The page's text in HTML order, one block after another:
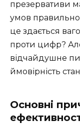
презервативи
умов
це здається
проти цифр?
відчайдушне
ймовірність
Основні